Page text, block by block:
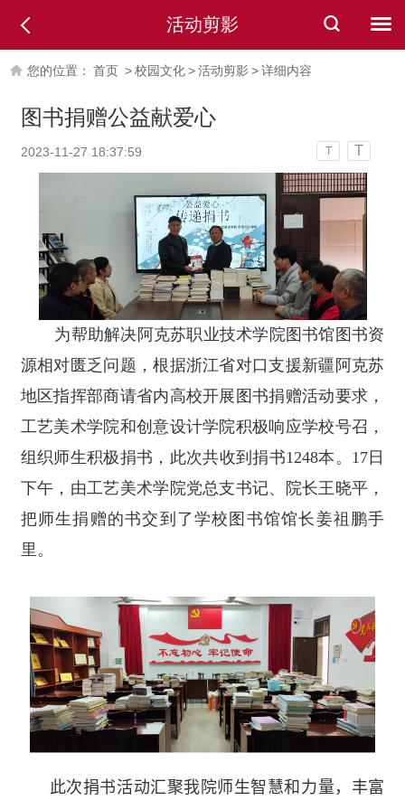
活动剪影
您的位置： 首页 >校园文化>活动剪影>详细内容
图书捐赠公益献爱心
2023-11-27 18:37:59 T T
为帮助解决阿克苏职业技术学院图书馆图书资
源相对匮乏问题，根据浙江省对口支援新疆阿克苏
地区指挥部商请省内高校开展图书捐赠活动要求，
工艺美术学院和创意设计学院积极响应学校号召，
组织师生积极捐书，此次共收到捐书1248本。17日
下午，由工艺美术学院党总支书记、院长王晓平，
把师生捐赠的书交到了学校图书馆馆长姜祖鹏手
里。
此次捐书活动汇聚我院师生智慧和力量，丰富